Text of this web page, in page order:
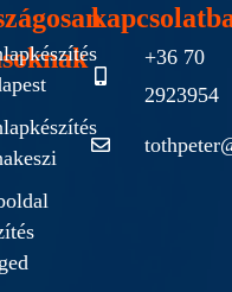
+36 70
2923954